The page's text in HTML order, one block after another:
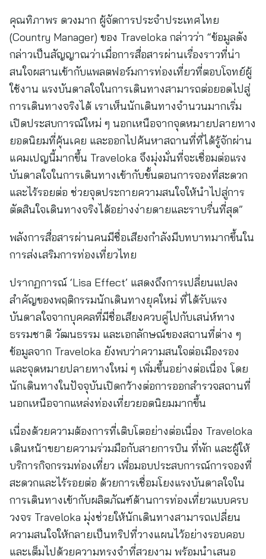
คุณทิภาพร ดวงมาก ผู้จัดการประจำประเทศไทย
(Country Manager) ของ Traveloka กล่าวว่า “ข้อมูลดัง
กล่าวเป็นสัญญาณว่าเมื่อการสื่อสารผ่านเรื่องราวที่น่า
สนใจผสานเข้ากับแพลตฟอร์มการท่องเที่ยวที่ตอบโจทย์ผู้
ใช้งาน แรงบันดาลใจในการเดินทางสามารถต่อยอดไปสู่
การเดินทางจริงได้ เราเห็นนักเดินทางจำนวนมากเริ่ม
เปิดประสบการณ์ใหม่ ๆ นอกเหนือจากจุดหมายปลายทาง
ยอดนิยมที่คุ้นเคย และออกไปค้นหาสถานที่ที่ได้รู้จักผ่าน
แคมเปญนี้มากขึ้น Traveloka จึงมุ่งมั่นที่จะเชื่อมต่อแรง
บันดาลใจในการเดินทางเข้ากับขั้นตอนการจองที่สะดวก
และไร้รอยต่อ ช่วยจุดประกายความสนใจให้นำไปสู่การ
ตัดสินใจเดินทางจริงได้อย่างง่ายดายและราบรื่นที่สุด”
พลังการสื่อสารผ่านคนมีชื่อเสียงกำลังมีบทบาทมากขึ้นใน
การส่งเสริมการท่องเที่ยวไทย
ปรากฏการณ์ ‘Lisa Effect’ แสดงถึงการเปลี่ยนแปลง
สำคัญของพฤติกรรมนักเดินทางยุคใหม่ ที่ได้รับแรง
บันดาลใจจากบุคคลที่มีชื่อเสียงควบคู่ไปกับเสน่ห์ทาง
ธรรมชาติ วัฒนธรรม และเอกลักษณ์ของสถานที่ต่าง ๆ
ข้อมูลจาก Traveloka ยังพบว่าความสนใจต่อเมืองรอง
และจุดหมายปลายทางใหม่ ๆ เพิ่มขึ้นอย่างต่อเนื่อง โดย
นักเดินทางในปัจจุบันเปิดกว้างต่อการออกสำรวจสถานที่
นอกเหนือจากแหล่งท่องเที่ยวยอดนิยมมากขึ้น
เนื่องด้วยความต้องการที่เติบโตอย่างต่อเนื่อง Traveloka
เดินหน้าขยายความร่วมมือกับสายการบิน ที่พัก และผู้ให้
บริการกิจกรรมท่องเที่ยว เพื่อมอบประสบการณ์การจองที่
สะดวกและไร้รอยต่อ ด้วยการเชื่อมโยงแรงบันดาลใจใน
การเดินทางเข้ากับผลิตภัณฑ์ด้านการท่องเที่ยวแบบครบ
วงจร Traveloka มุ่งช่วยให้นักเดินทางสามารถเปลี่ยน
ความสนใจให้กลายเป็นทริปที่วางแผนไว้อย่างรอบคอบ
และเต็มไปด้วยความทรงจำที่สวยงาม พร้อมนำเสนอ